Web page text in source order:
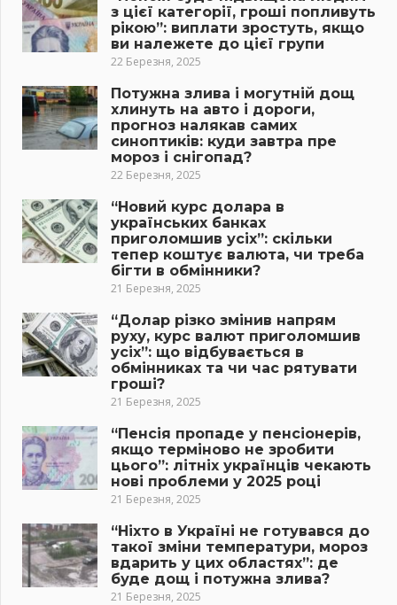
з цієї категорії, гроші попливуть
рікою”: виплати зростуть, якщо
ви належете до цієї групи
22 Березня, 2025
Потужна злива і могутній дощ
хлинуть на авто і дороги,
прогноз налякав самих
синоптиків: куди завтра пре
мороз і снігопад?
22 Березня, 2025
“Новий курс долара в
українських банках
приголомшив усіх”: скільки
тепер коштує валюта, чи треба
бігти в обмінники?
21 Березня, 2025
“Долар різко змінив напрям
руху, курс валют приголомшив
усіх”: що відбувається в
обмінниках та чи час рятувати
гроші?
21 Березня, 2025
“Пенсія пропаде у пенсіонерів,
якщо терміново не зробити
цього”: літніх українців чекають
нові проблеми у 2025 році
21 Березня, 2025
“Ніхто в Україні не готувався до
такої зміни температури, мороз
вдарить у цих областях”: де
буде дощ і потужна злива?
21 Березня, 2025